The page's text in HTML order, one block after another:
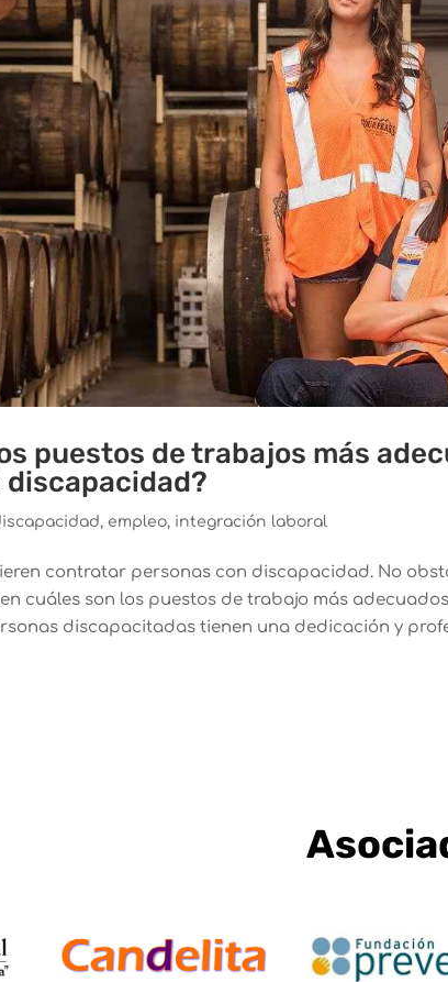
puestos de trabajos más
, empleo, integración laboral
contratar personas con discapacidad. No
cuáles son los puestos de trabajo más
discapacitadas tienen una dedicación y